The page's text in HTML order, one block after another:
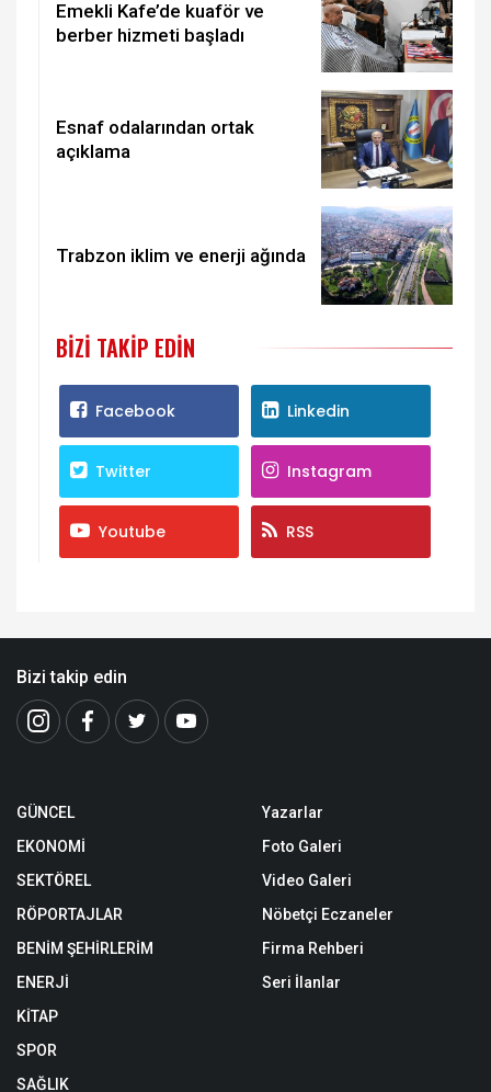
Emekli Kafe’de kuaför ve
berber hizmeti başladı
Esnaf odalarından ortak
açıklama
Trabzon iklim ve enerji ağında
BIZI TAKIP EDIN
Facebook Linkedin
Twitter Instagram
Youtube RSS
Bizi takip edin
GÜNCEL
EKONOMİ
SEKTÖREL
RÖPORTAJLAR
BENİM ŞEHİRLERİM
ENERJİ
KİTAP
SPOR
SAĞLIK
Yazarlar
Foto Galeri
Video Galeri
Nöbetçi Eczaneler
Firma Rehberi
Seri İlanlar